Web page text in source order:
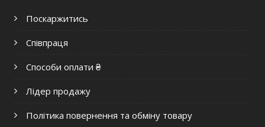
Поскаржитись
Співпраця
Способи оплати ₴
Лідер продажу
Політика повернення та обміну товару